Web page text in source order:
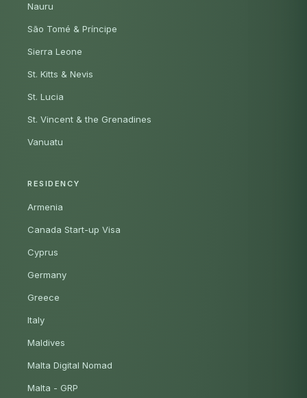
Nauru
São Tomé & Príncipe
Sierra Leone
St. Kitts & Nevis
St. Lucia
St. Vincent & the Grenadines
Vanuatu
RESIDENCY
Armenia
Canada Start-up Visa
Cyprus
Germany
Greece
Italy
Maldives
Malta Digital Nomad
Malta - GRP